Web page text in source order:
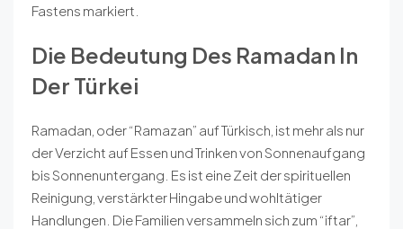
Fastens markiert.
Die Bedeutung Des Ramadan In
Der Türkei
Ramadan, oder “Ramazan” auf Türkisch, ist mehr als nur
der Verzicht auf Essen und Trinken von Sonnenaufgang
bis Sonnenuntergang. Es ist eine Zeit der spirituellen
Reinigung, verstärkter Hingabe und wohltätiger
Handlungen. Die Familien versammeln sich zum “iftar”,